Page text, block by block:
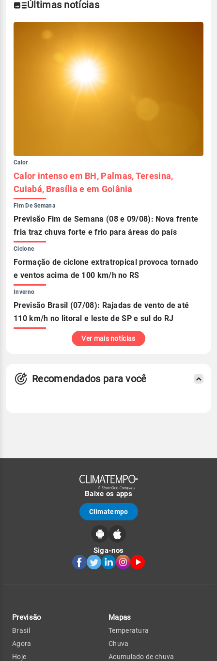
Últimas notícias
Calor
Calor intenso em BH, Palmas, Teresina,
Cuiabá, Brasília e em Goiânia
Fim De Semana
Previsão Fim de Semana (08 e 09/08): Nova frente
fria traz chuva forte e frio para áreas do país
Ciclone
Formação de ciclone extratropical provoca tornado
e ventos acima de 100 km/h no RS
Inverno
Previsão Brasil (07/08): Rajadas de vento de até
110 km/h no litoral e leste de SP e sul do RJ
Ver mais notícias
Recomendados para você
Baixe os apps
Climatempo
Siga-nos
Previsão
Brasil
Agora
Hoje
Mapas
Temperatura
Chuva
Acumulado de chuva